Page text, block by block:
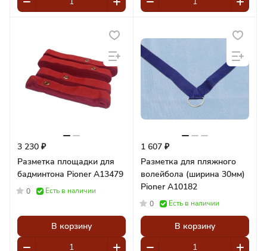
3 230 ₽
Разметка площадки для
бадминтона Pioner A13479
0 Есть в наличии
В корзину
1 607 ₽
Разметка для пляжного
волейбола (ширина 30мм)
Pioner A10182
0 Есть в наличии
В корзину